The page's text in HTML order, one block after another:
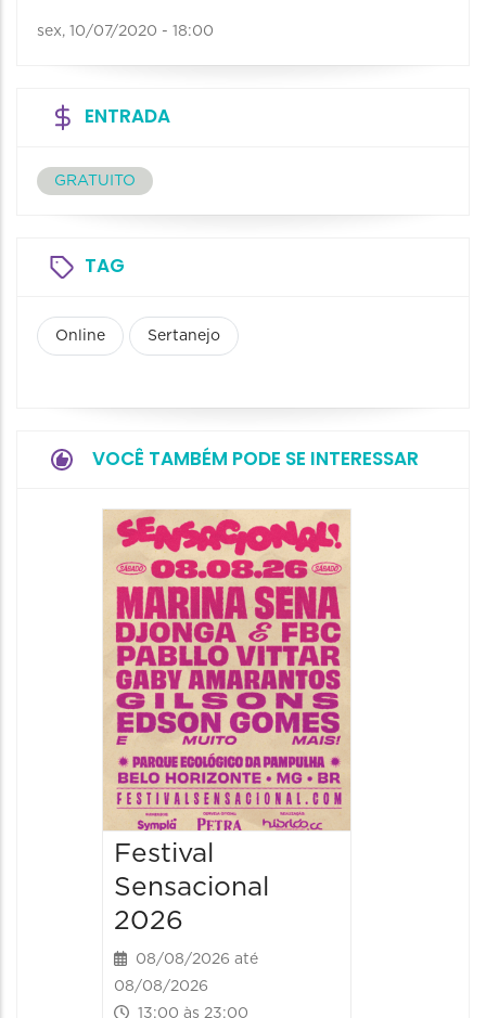
sex, 10/07/2020 - 18:00
ENTRADA
GRATUITO
TAG
Online Sertanejo
VOCÊ TAMBÉM PODE SE INTERESSAR
Festival
Sensacional
2026
08/08/2026 até
08/08/2026
13:00 às 23:00